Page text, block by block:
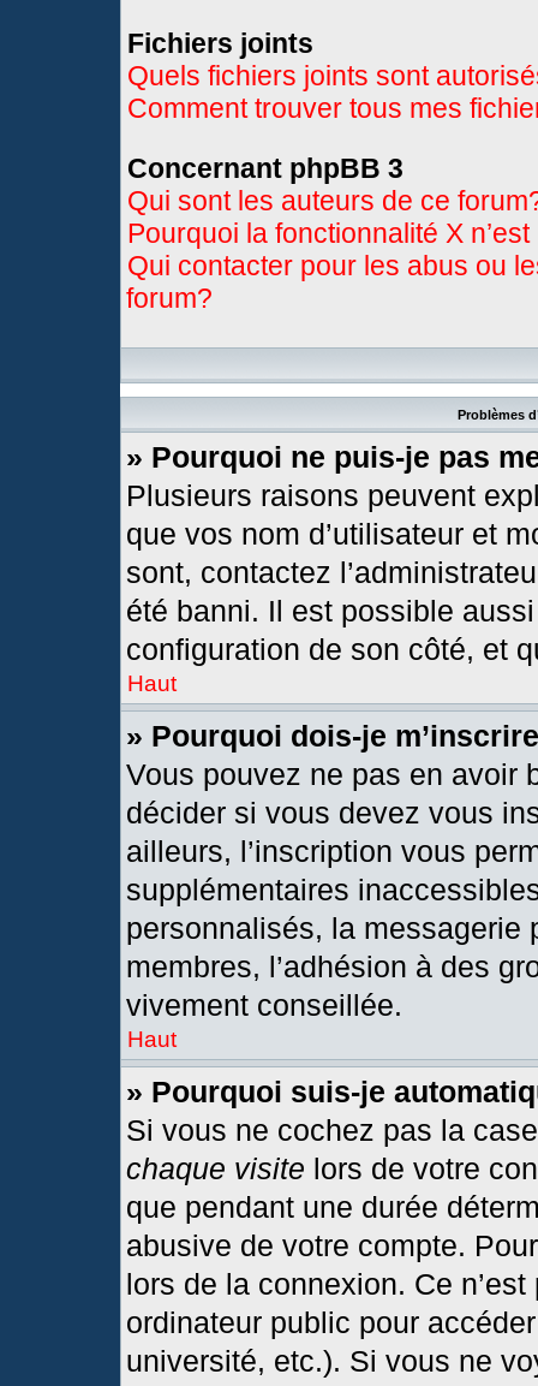
Fichiers joints
Quels fichiers joints sont
Comment trouver tous mes
Concernant phpBB 3
Qui sont les auteurs de ce
Pourquoi la fonctionnalité X
Qui contacter pour les abus ou
forum?
Problèmes
» Pourquoi ne puis-je pas
Plusieurs raisons peuvent
que vos nom d’utilisateur et
sont, contactez
été banni. Il est possible
configuration de son côté, et
Haut
» Pourquoi dois-je
Vous pouvez ne pas en avoir
décider si vous devez vous
ailleurs, l’inscription vous
supplémentaires
personnalisés, la messagerie
membres, l’adhésion à des
vivement conseillée.
Haut
» Pourquoi suis-je
Si vous ne cochez pas la
chaque visite lors de votre
que pendant une durée
abusive de votre compte.
lors de la connexion. Ce
ordinateur public pour
université, etc.). Si vous ne